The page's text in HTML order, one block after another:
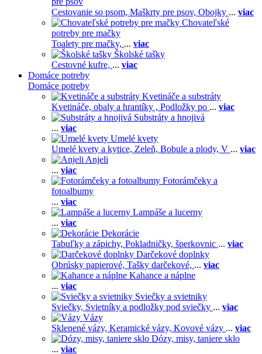
Cestovanie so psom, Maškrty pre psov, Obojky ... viac
Chovateľské
potreby pre mačky
Toalety pre mačky, ... viac
Školské tašky
Cestovné kufre, ... viac
Domáce potreby
Domáce potreby
Kvetináče a substráty
Kvetináče, obaly a hrantíky , Podložky po ... viac
Substráty a hnojivá
... viac
Umelé kvety
Umelé kvety a kytice, Zeleň, Bobule a plody, V ... viac
Anjeli
... viac
Fotorámčeky a
fotoalbumy
... viac
Lampáše a lucerny
... viac
Dekorácie
Tabuľky a zápichy, Pokladničky, šperkovnic ... viac
Darčekové doplnky
Obrúsky papierové, Tašky darčekové, ... viac
Kahance a náplne
... viac
Sviečky a svietniky
Sviečky, Svietníky a podložky pod sviečky ... viac
Vázy
Sklenené vázy, Keramické vázy, Kovové vázy ... viac
Dózy, misy, taniere sklo
... viac